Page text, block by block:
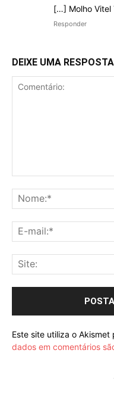
[…] Molho Vitel
Responder
DEIXE UMA RESPOSTA
Este site utiliza o Akismet
dados em comentários